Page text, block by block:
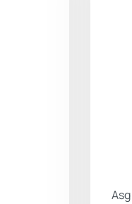
Asg